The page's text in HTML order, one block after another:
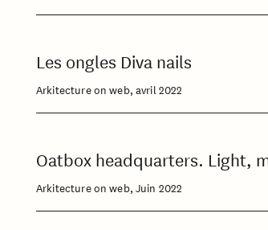
Les ongles Diva nails
Arkitecture on web, avril 2022
Oatbox headquarters. Light,
Arkitecture on web, Juin 2022